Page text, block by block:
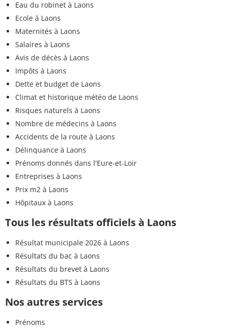
Eau du robinet à Laons
Ecole à Laons
Maternités à Laons
Salaires à Laons
Avis de décès à Laons
Impôts à Laons
Dette et budget de Laons
Climat et historique météo de Laons
Risques naturels à Laons
Nombre de médecins à Laons
Accidents de la route à Laons
Délinquance à Laons
Prénoms donnés dans l'Eure-et-Loir
Entreprises à Laons
Prix m2 à Laons
Hôpitaux à Laons
Tous les résultats officiels à Laons
Résultat municipale 2026 à Laons
Résultats du bac à Laons
Résultats du brevet à Laons
Résultats du BTS à Laons
Nos autres services
Prénoms